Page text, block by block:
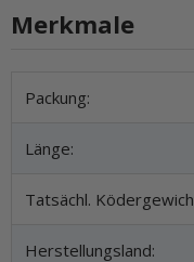
Merkmale
Produkteigenschaft
Wert
Packung:
Länge:
Tatsächl.
Herstellungsland: